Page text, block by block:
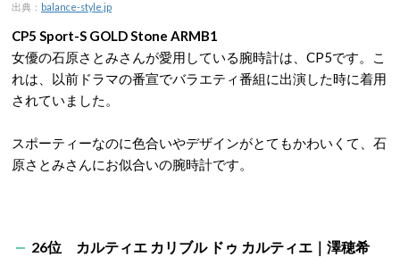
出典： balance-style.jp
CP5 Sport-S GOLD Stone ARMB1
女優の石原さとみさんが愛用している腕時計は、CP5です。こ
れは、以前ドラマの番宣でバラエティ番組に出演した時に着用
されていました。
スポーティーなのに色合いやデザインがとてもかわいくて、石
原さとみさんにお似合いの腕時計です。
26位 カルティエ カリブル ドゥ カルティエ｜澤穂希